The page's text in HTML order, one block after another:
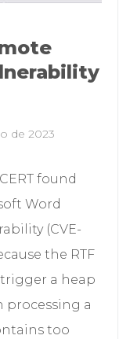
de 2023
found
Word
(CVE-
the RTF
a heap
a
too